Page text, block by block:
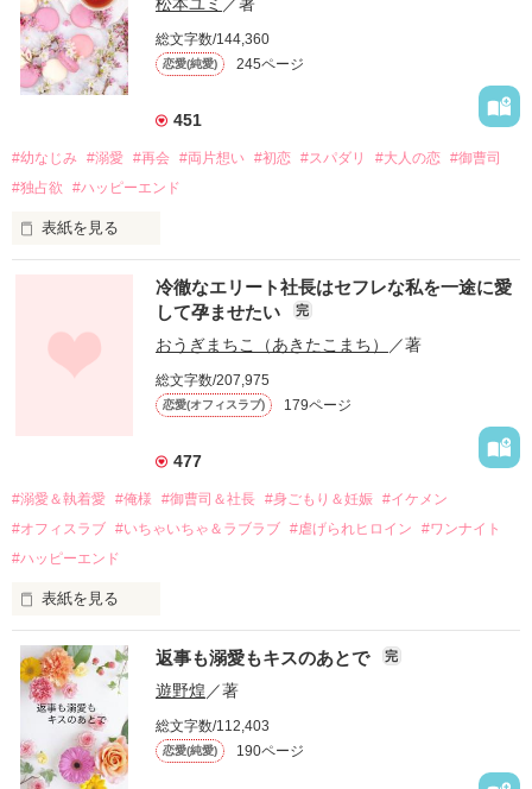
総文字数/144,360
恋愛(純愛) 245ページ
451
#幼なじみ #溺愛 #再会 #両片想い #初恋 #スパダリ #大人の恋 #御曹司
#独占欲
#ハッピーエンド
表紙を見る
幼なじみの哲平に淡い恋心を抱いていた美桜。
しかし、ある出来事をきっかけに二人の関係は壊れてしまう。
関係修復もできないまま、美桜は両親の離婚によって
引っ越すことになり、哲平とも離れ離れになった。
それから約十二年後。
過去の傷から、二度と会いたくないと思っていた哲平に
運命のような再会を果たす。
酔った勢いで一夜を共にしてしまった。
さらに、美桜が初めてだと知った哲平は
『責任をとる、結婚しよう』と真っ直ぐに告げてきた。
戸惑う美桜とは裏腹に、好きという気持ちを隠すことなく
甘やかしてくる。
そんなある日、哲平は美桜がストーカー被害に
遭っていることを知る。
美桜を守るため、哲平は同居を提案してきて――。
冷徹なエリート社長はセフレな私を一途に愛
して孕ませたい
完
おうぎまちこ（あきたこまち） ／著
総文字数/207,975
恋愛(オフィスラブ) 179ページ
477
#溺愛＆執着愛 #俺様 #御曹司＆社長 #身ごもり＆妊娠 #イケメン
#オフィスラブ #いちゃいちゃ＆ラブラブ #虐げられヒロイン
#ワンナイト
#ハッピーエンド
表紙を見る
おかしな噂を流されて前の職場でうまくいかなかった梅田美
桜は、海外で傷心旅行をしていたところ、日本人美青年と出会
い、酒の勢いもあり一夜限りの関係となる。
帰国後、美桜は新しい職場でワンナイトした美青年と再会。
なんと彼の正体は、とある財閥御曹司にも関わらず、一族を離
れて起業した新進気鋭の実業家、社内でも冷徹だと評判な社長
――御影恭司その人だったのだ――！
返事も溺愛もキスのあとで 完
遊野煌 ／著
総文字数/112,403
恋愛(純愛) 190ページ